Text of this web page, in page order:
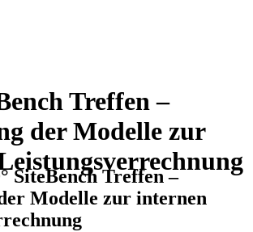
Treffen –
der Modelle zur
SiteBench Treffen –
Modelle zur internen